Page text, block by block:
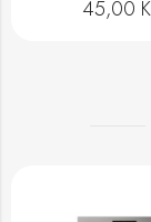
45,00